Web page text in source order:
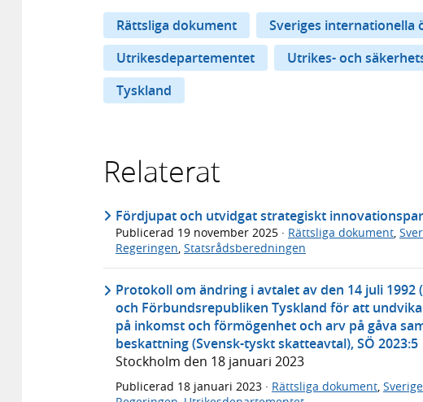
Rättsliga dokument
Sveriges internationella
Utrikesdepartementet
Utrikes- och
Tyskland
Relaterat
Fördjupat och utvidgat strategiskt
Publicerad 19 november 2025 · Rättsliga dokument
Regeringen Statsrådsberedningen
Protokoll om ändring i avtalet av den 14 juli 1992
och Förbundsrepubliken Tyskland för att
på inkomst och förmögenhet och arv på gåva
beskattning (Svensk-tyskt skatteavtal), SÖ 2023:5
Stockholm den 18 januari 2023
Publicerad 18 januari 2023 · Rättsliga dokument,